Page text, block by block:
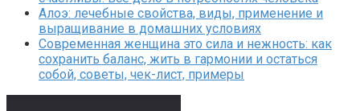
Алоэ: лечебные свойства, виды, применение и
выращивание в домашних условиях
Современная женщина это сила и нежность: как
сохранить баланс, жить в гармонии и остаться
собой, советы, чек-лист, примеры